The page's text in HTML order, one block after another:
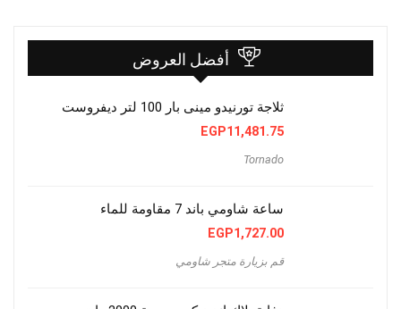
أفضل العروض
ثلاجة تورنيدو مينى بار 100 لتر ديفروست
EGP11,481.75
Tornado
ساعة شاومي باند 7 مقاومة للماء
EGP1,727.00
قم بزيارة متجر شاومي